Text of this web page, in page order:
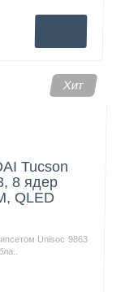
Хит
Tucson
8 ядер
QLED
Unisoc 9863